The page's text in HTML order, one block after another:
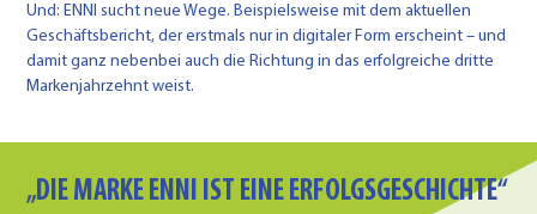
Und: ENNI sucht neue Wege. Beispielsweise mit dem aktuellen
Geschäftsbericht, der erstmals nur in digitaler Form erscheint – und
damit ganz nebenbei auch die Richtung in das erfolgreiche dritte
Markenjahrzehnt weist.
„DIE MARKE ENNI IST EINE ERFOLGSGESCHICHTE“